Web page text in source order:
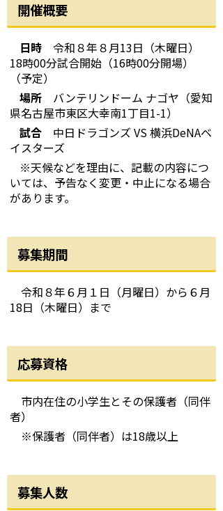
開催概要
日時 令和８年８月13日（木曜日）
18時00分試合開始（16時00分開場）
（予定）
場所 バンテリンドーム ナゴヤ（愛知
県名古屋市東区大幸南1丁目1-1）
試合 中日ドラゴンズ VS 横浜DeNAベ
イスターズ
※天候などを理由に、記載の内容につ
いては、予告なく変更・中止になる場合
があります。
募集期間
令和８年６月１日 （月曜日）から６月
18日（木曜日） まで
応募資格
市内在住の小学生とその保護者（同伴
者）
※保護者（同伴者）は18歳以上
募集人数